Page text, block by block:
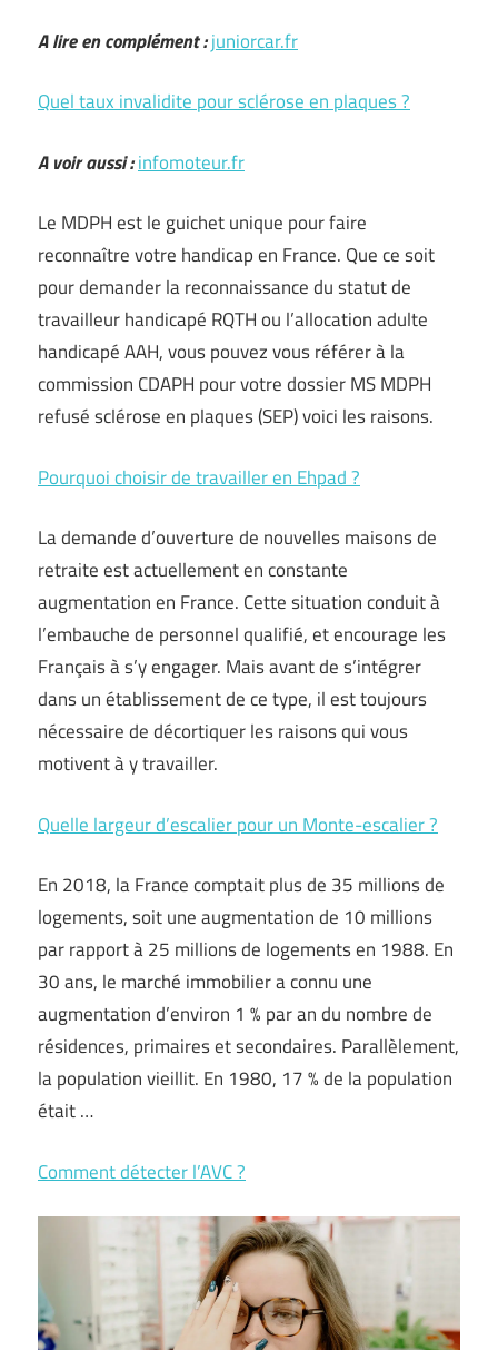
A lire en complément :juniorcar.fr
Quel taux invalidite pour sclérose en plaques ?
A voir aussi :infomoteur.fr
Le MDPH est le guichet unique pour faire
reconnaître votre handicap en France. Que ce soit
pour demander la reconnaissance du statut de
travailleur handicapé RQTH ou l’allocation adulte
handicapé AAH, vous pouvez vous référer à la
commission CDAPH pour votre dossier MS MDPH
refusé sclérose en plaques (SEP) voici les raisons.
Pourquoi choisir de travailler en Ehpad ?
La demande d’ouverture de nouvelles maisons de
retraite est actuellement en constante
augmentation en France. Cette situation conduit à
l’embauche de personnel qualifié, et encourage les
Français à s’y engager. Mais avant de s’intégrer
dans un établissement de ce type, il est toujours
nécessaire de décortiquer les raisons qui vous
motivent à y travailler.
Quelle largeur d’escalier pour un Monte-escalier ?
En 2018, la France comptait plus de 35 millions de
logements, soit une augmentation de 10 millions
par rapport à 25 millions de logements en 1988. En
30 ans, le marché immobilier a connu une
augmentation d’environ 1 % par an du nombre de
résidences, primaires et secondaires. Parallèlement,
la population vieillit. En 1980, 17 % de la population
était …
Comment détecter l’AVC ?